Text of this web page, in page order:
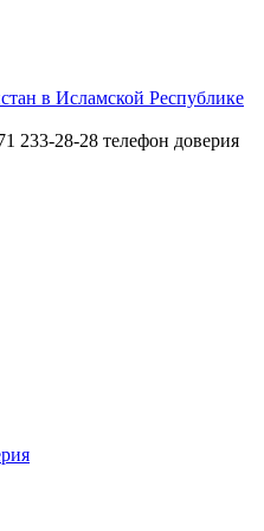
в Исламской Республике
233-28-28 телефон доверия